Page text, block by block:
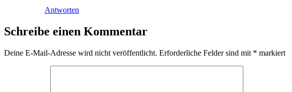
Antworten
Schreibe einen Kommentar
Deine E-Mail-Adresse wird nicht veröffentlicht. Erforderliche Felder sind mit * markiert